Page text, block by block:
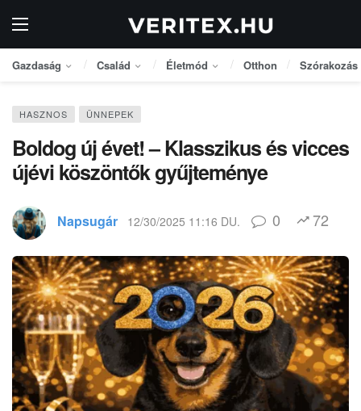
Gazdaság Család Életmód Otthon Szórakozás
HASZNOS ÜNNEPEK
Boldog új évet! – Klasszikus és vicces
újévi köszöntők gyűjteménye
Napsugár 12/30/2025 11:16 DU. 0 72